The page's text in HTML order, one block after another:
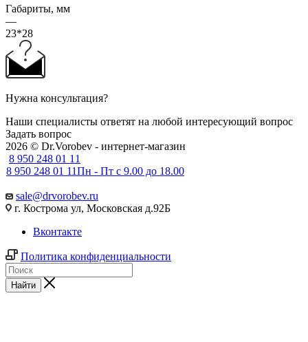
Габариты, мм
—
23*28
Нужна консультация?
Наши специалисты ответят на любой интересующий вопрос
Задать вопрос
2026 © Dr.Vorobev - интернет-магазин
8 950 248 01 11
8 950 248 01 11Пн - Пт с 9.00 до 18.00
sale@drvorobev.ru
г. Кострома ул, Московская д.92Б
Вконтакте
Политика конфиденциальности
Найти